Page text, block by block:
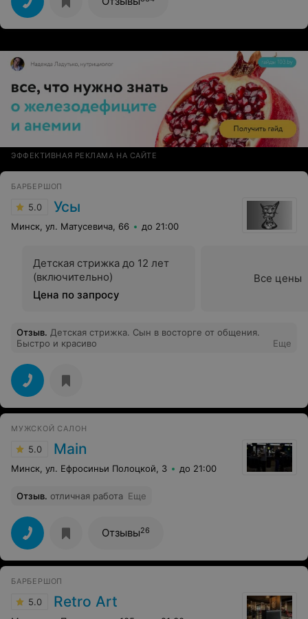
ЭФФЕКТИВНАЯ РЕКЛАМА НА САЙТЕ
БАРБЕРШОП
5.0 Усы
Минск, ул. Матусевича, 66 до 21:00
Детская стрижка до 12 лет
(включительно)
Цена по запросу
Все цены
Отзыв. Детская стрижка. Сын в восторге от общения.
Быстро и красиво
Еще
МУЖСКОЙ САЛОН
5.0 Main
Минск, ул. Ефросиньи Полоцкой, 3 до 21:00
Отзыв. отличная работа Еще
Отзывы26
БАРБЕРШОП
5.0 Retro Art